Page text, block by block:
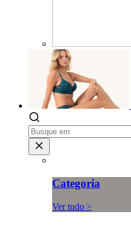
Categoria
Ver tudo >